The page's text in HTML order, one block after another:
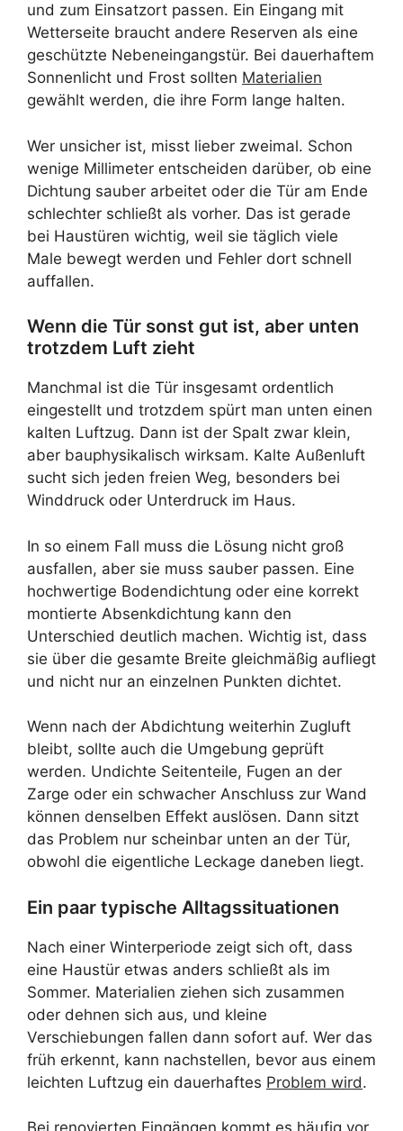
und zum Einsatzort passen. Ein Eingang mit
Wetterseite braucht andere Reserven als eine
geschützte Nebeneingangstür. Bei dauerhaftem
Sonnenlicht und Frost sollten Materialien
gewählt werden, die ihre Form lange halten.
Wer unsicher ist, misst lieber zweimal. Schon
wenige Millimeter entscheiden darüber, ob eine
Dichtung sauber arbeitet oder die Tür am Ende
schlechter schließt als vorher. Das ist gerade
bei Haustüren wichtig, weil sie täglich viele
Male bewegt werden und Fehler dort schnell
auffallen.
Wenn die Tür sonst gut ist, aber unten
trotzdem Luft zieht
Manchmal ist die Tür insgesamt ordentlich
eingestellt und trotzdem spürt man unten einen
kalten Luftzug. Dann ist der Spalt zwar klein,
aber bauphysikalisch wirksam. Kalte Außenluft
sucht sich jeden freien Weg, besonders bei
Winddruck oder Unterdruck im Haus.
In so einem Fall muss die Lösung nicht groß
ausfallen, aber sie muss sauber passen. Eine
hochwertige Bodendichtung oder eine korrekt
montierte Absenkdichtung kann den
Unterschied deutlich machen. Wichtig ist, dass
sie über die gesamte Breite gleichmäßig aufliegt
und nicht nur an einzelnen Punkten dichtet.
Wenn nach der Abdichtung weiterhin Zugluft
bleibt, sollte auch die Umgebung geprüft
werden. Undichte Seitenteile, Fugen an der
Zarge oder ein schwacher Anschluss zur Wand
können denselben Effekt auslösen. Dann sitzt
das Problem nur scheinbar unten an der Tür,
obwohl die eigentliche Leckage daneben liegt.
Ein paar typische Alltagssituationen
Nach einer Winterperiode zeigt sich oft, dass
eine Haustür etwas anders schließt als im
Sommer. Materialien ziehen sich zusammen
oder dehnen sich aus, und kleine
Verschiebungen fallen dann sofort auf. Wer das
früh erkennt, kann nachstellen, bevor aus einem
leichten Luftzug ein dauerhaftes Problem wird.
Bei renovierten Eingängen kommt es häufig vor,